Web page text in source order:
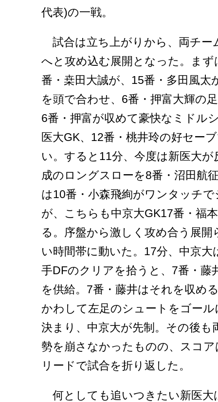
代表)の一戦。
試合は立ち上がりから、両チー
へと攻め込む展開となった。まず
番・桒田大誠が、15番・多田風
を頭で合わせ、6番・押富大輝の
6番・押富が収めて豪快なミドル
医大GK、12番・桃井玲の好セー
い。すると11分、今度は新医大が
成のロングスローを8番・沼田航
は10番・小森飛絢がワンタッチ
が、こちらも中京大GK17番・福
る。序盤から激しく攻め合う展
い時間帯に動いた。17分、中京大
手DFのクリアを拾うと、7番・藤
を供給。7番・藤井はそれを収め
かわして左足のシュートをゴー
決まり、中京大が先制。その後も
勢を崩さなかったものの、スコ
リードで試合を折り返した。
何としても追いつきたい新医大